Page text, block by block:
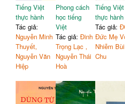
Tiếng Việt
thực hành
Tác giả:
Nguyễn Minh
Thuyết,
Nguyễn Văn
Hiệp
Phong cách
học tiếng
Việt
Tác giả: Đinh
Trọng Lạc ,
Nguyễn Thái
Hoà
Tiếng Việt
thực hành
Tác giả:
Đức Mẹ
Nhiễm Bùi
Chu